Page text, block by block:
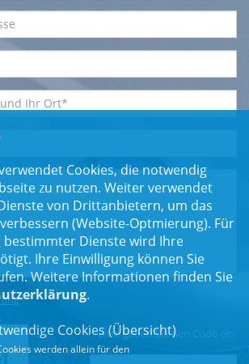
*
Bitte geben Sie den Code ein:
Cookies, die notwendig
zu nutzen. Weiter verwendet
von Drittanbietern, um das
(Website-Optmierung). Für
bestimmter Dienste wird Ihre
Ihre Einwilligung können Sie
Weitere Informationen finden Sie
.
Cookies (Übersicht)
werden allein für den